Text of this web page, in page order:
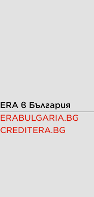
ERA в България
ERABULGARIA.BG
CREDITERA.BG